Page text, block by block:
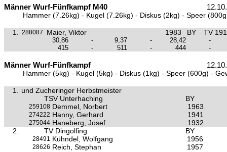
Männer Wurf-Fünfkampf M40
Hammer (7.26kg) - Kugel (7.26kg) - Diskus (2kg) - Speer
1. 288087 Maier, Viktor 1983 BY TV
30,86 - 9,37 - 28,42
-
415
- 511 - 444 -
Männer Wurf-Fünfkampf
Hammer (5kg) - Kugel (5kg) - Diskus (1kg) - Speer (600g) -
1.
und Zucheringer Herbstmeister
TSV Unterhaching
BY
259108 Demmel, Norbert 1963
274222 Hanny, Gerhard 1941
275044 Haneberg, Josef
1932
2.
TV Dingolfing BY
28491 Kühndel, Wolfgang 1956
28626 Reich, Stephan 1957